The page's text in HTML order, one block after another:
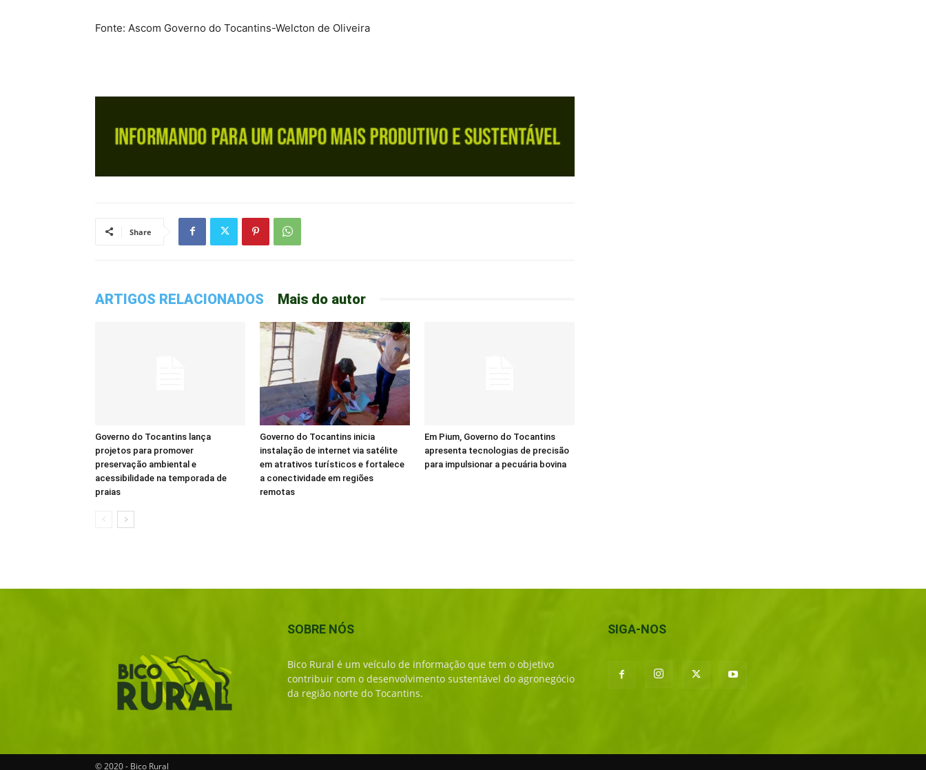
Fonte: Ascom Governo do Tocantins-Welcton de Oliveira
Share
ARTIGOS RELACIONADOS Mais do autor
Governo do Tocantins lança
projetos para promover
preservação ambiental e
acessibilidade na temporada de
praias
Governo do Tocantins inicia
instalação de internet via satélite
em atrativos turísticos e fortalece
a conectividade em regiões
remotas
Em Pium, Governo do Tocantins
apresenta tecnologias de precisão
para impulsionar a pecuária bovina
SOBRE NÓS
Bico Rural é um veículo de informação que tem o objetivo
contribuir com o desenvolvimento sustentável do agronegócio
da região norte do Tocantins.
SIGA-NOS
© 2020 - Bico Rural